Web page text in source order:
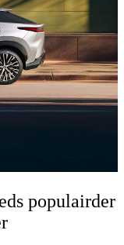
populairder